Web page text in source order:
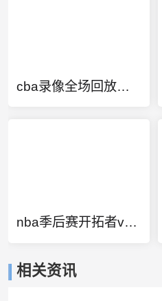
cba录像全场回放高清
nba季后赛开拓者vs鹈鹕
相关资讯